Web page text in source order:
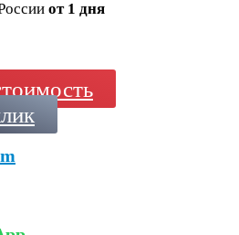
от 1 дня